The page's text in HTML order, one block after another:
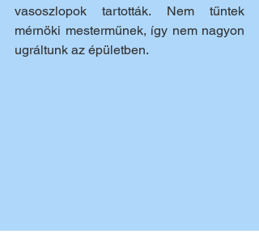
vasoszlopok tartották. Nem tűntek
mérnöki mesterműnek, így nem nagyon
ugráltunk az épületben.